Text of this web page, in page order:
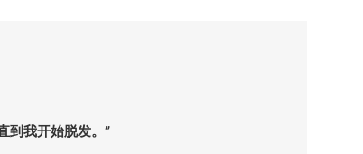
到我开始脱发。”